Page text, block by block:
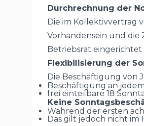
Durchrechnung der
Die im Kollektivvertrag
Vorhandensein und die
Betriebsrat
Flexibilisierung der
Die Beschäftigung von
Beschäftigung an
frei einteilbare 18
Keine
Während der ersten
Das gilt jedoch nicht im